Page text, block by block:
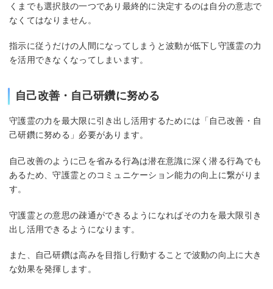
くまでも選択肢の一つであり最終的に決定するのは自分の意志で
なくてはなりません。
指示に従うだけの人間になってしまうと波動が低下し守護霊の力
を活用できなくなってしまいます。
自己改善・自己研鑽に努める
守護霊の力を最大限に引き出し活用するためには「自己改善・自
己研鑽に努める」必要があります。
自己改善のように己を省みる行為は潜在意識に深く潜る行為でも
あるため、守護霊とのコミュニケーション能力の向上に繋がりま
す。
守護霊との意思の疎通ができるようになればその力を最大限引き
出し活用できるようになります。
また、自己研鑽は高みを目指し行動することで波動の向上に大き
な効果を発揮します。